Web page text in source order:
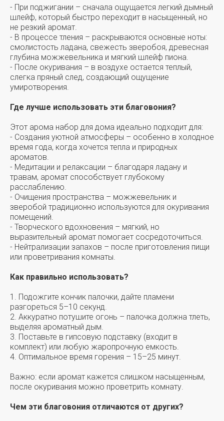
- При поджигании – сначала ощущается легкий дымный
шлейф, который быстро переходит в насыщенный, но
не резкий аромат.
- В процессе тления – раскрываются основные ноты:
смолистость ладана, свежесть зверобоя, древесная
глубина можжевельника и мягкий шлейф пиона.
- После окуривания – в воздухе остается теплый,
слегка пряный след, создающий ощущение
умиротворения.
Где лучше использовать эти благовония?
Этот арома набор для дома идеально подходит для:
- Создания уютной атмосферы – особенно в холодное
время года, когда хочется тепла и природных
ароматов.
- Медитации и релаксации – благодаря ладану и
травам, аромат способствует глубокому
расслаблению.
- Очищения пространства – можжевельник и
зверобой традиционно используются для окуривания
помещений.
- Творческого вдохновения – мягкий, но
выразительный аромат помогает сосредоточиться.
- Нейтрализации запахов – после приготовления пищи
или проветривания комнаты.
Как правильно использовать?
1. Подожгите кончик палочки, дайте пламени
разгореться 5–10 секунд.
2. Аккуратно потушите огонь – палочка должна тлеть,
выделяя ароматный дым.
3. Поставьте в гипсовую подставку (входит в
комплект) или любую жаропрочную емкость.
4. Оптимальное время горения – 15–25 минут.
Важно: если аромат кажется слишком насыщенным,
после окуривания можно проветрить комнату.
Чем эти благовония отличаются от других?